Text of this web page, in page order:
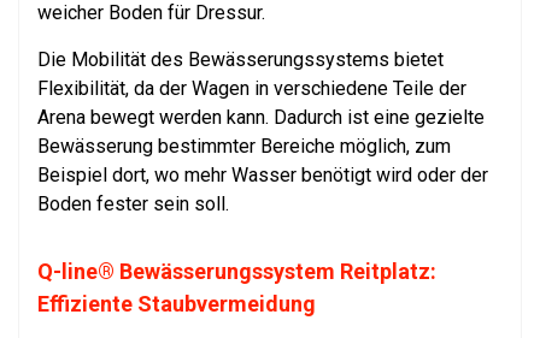
weicher Boden für Dressur.
Die Mobilität des Bewässerungssystems bietet
Flexibilität, da der Wagen in verschiedene Teile der
Arena bewegt werden kann. Dadurch ist eine gezielte
Bewässerung bestimmter Bereiche möglich, zum
Beispiel dort, wo mehr Wasser benötigt wird oder der
Boden fester sein soll.
Q-line® Bewässerungssystem Reitplatz:
Effiziente Staubvermeidung